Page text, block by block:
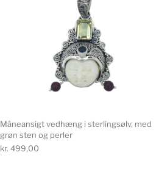
Måneansigt vedhæng i sterlingsølv, med
grøn sten og perler
kr. 499,00